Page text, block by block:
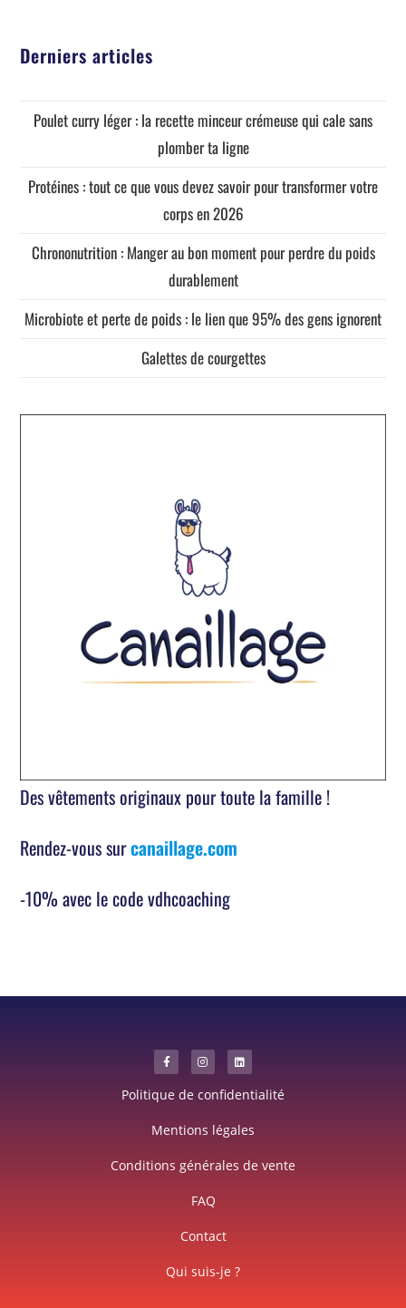
Derniers articles
Poulet curry léger : la recette minceur crémeuse qui cale sans
plomber ta ligne
Protéines : tout ce que vous devez savoir pour transformer votre
corps en 2026
Chrononutrition : Manger au bon moment pour perdre du poids
durablement
Microbiote et perte de poids : le lien que 95% des gens ignorent
Galettes de courgettes
Des vêtements originaux pour toute la famille !
Rendez-vous surcanaillage.com
-10% avec le code vdhcoaching
Politique de confidentialité
Mentions légales
Conditions générales de vente
FAQ
Contact
Qui suis-je ?